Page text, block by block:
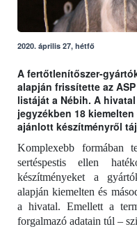
2020. április 27, hétfő
A fertőtlenítőszer-
alapján frissítette az
listáját a Nébih. A
jegyzékben 18
ajánlott készítményről
Komplexebb formában
sertéspestis ellen
készítményeket a
alapján kiemelten és
a hivatal. Emellett a
forgalmazó adatain túl –